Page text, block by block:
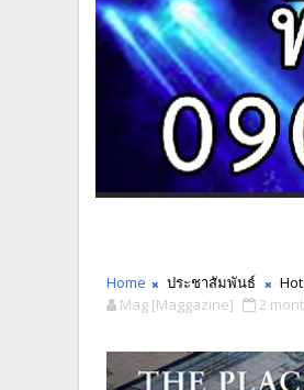
Home ประชาสัมพันธ์
Mag [Maggazine]
2